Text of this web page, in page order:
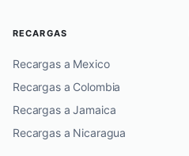
RECARGAS
Recargas a Mexico
Recargas a Colombia
Recargas a Jamaica
Recargas a Nicaragua